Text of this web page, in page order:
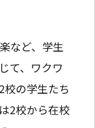
など、学生
て、ワクワ
校の学生たち
2校から在校